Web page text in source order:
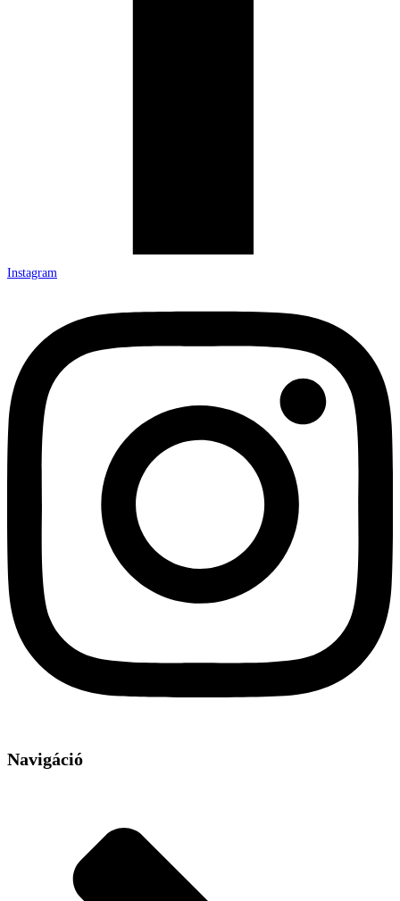
Instagram
Navigáció